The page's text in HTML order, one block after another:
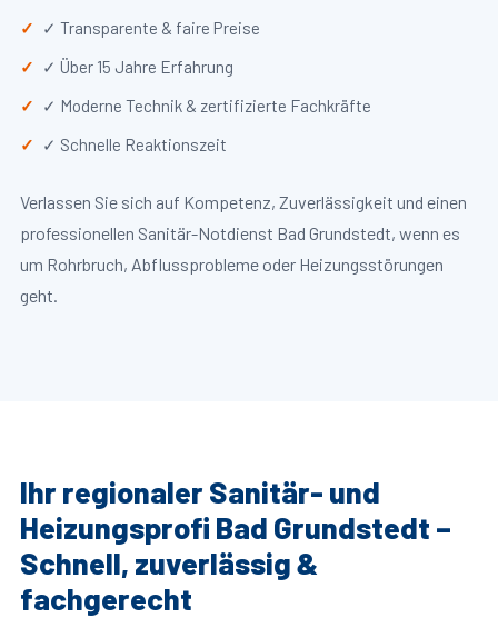
✓ Transparente & faire Preise
✓ Über 15 Jahre Erfahrung
✓ Moderne Technik & zertifizierte Fachkräfte
✓ Schnelle Reaktionszeit
Verlassen Sie sich auf Kompetenz, Zuverlässigkeit und einen
professionellen Sanitär-Notdienst Bad Grundstedt, wenn es
um Rohrbruch, Abflussprobleme oder Heizungsstörungen
geht.
Ihr regionaler Sanitär- und
Heizungsprofi Bad Grundstedt –
Schnell, zuverlässig &
fachgerecht